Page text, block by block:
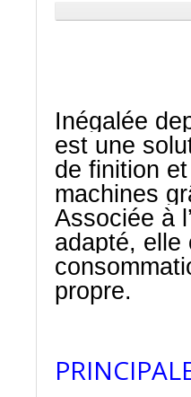
Inégalée
est une
de finition
machines
Associée à
adapté, elle
propre.